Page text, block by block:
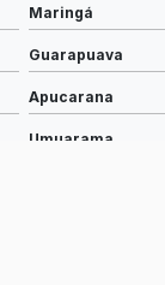
Maringá
Guarapuava
Apucarana
Umuarama